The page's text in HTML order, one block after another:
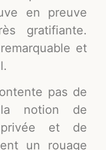
en preuve
gratifiante.
et
pas de
notion de
et de
un rouage